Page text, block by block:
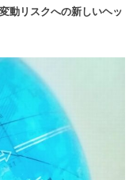
動リスクへの新しいヘッ